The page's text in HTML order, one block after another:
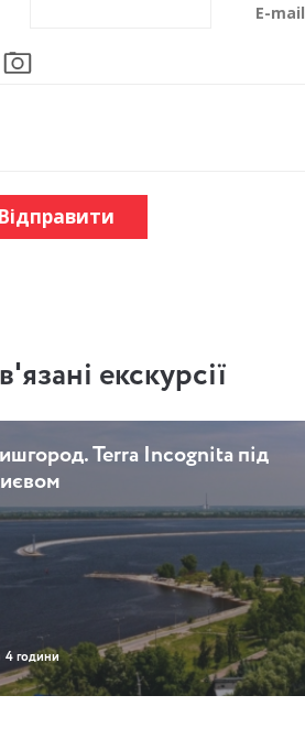
E-mail
Відправити
екскурсії
Terra Incognita під
4 години